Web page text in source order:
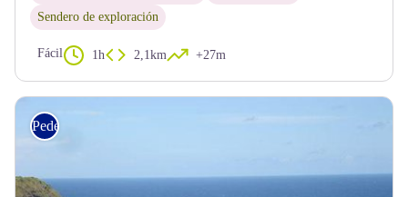
Sendero de exploración
Fácil 1h 2,1km +27m
Pedestre